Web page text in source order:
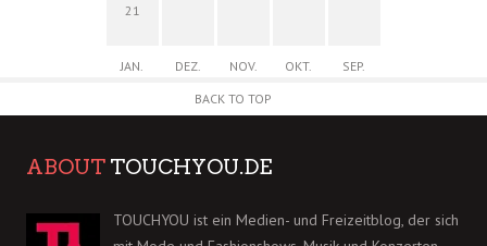
21
JAN. DEZ. NOV. OKT.
SEP.
BACK TO TOP
ABOUT TOUCHYOU.DE
TOUCHYOU ist ein Medien- und Freizeitblog, der sich